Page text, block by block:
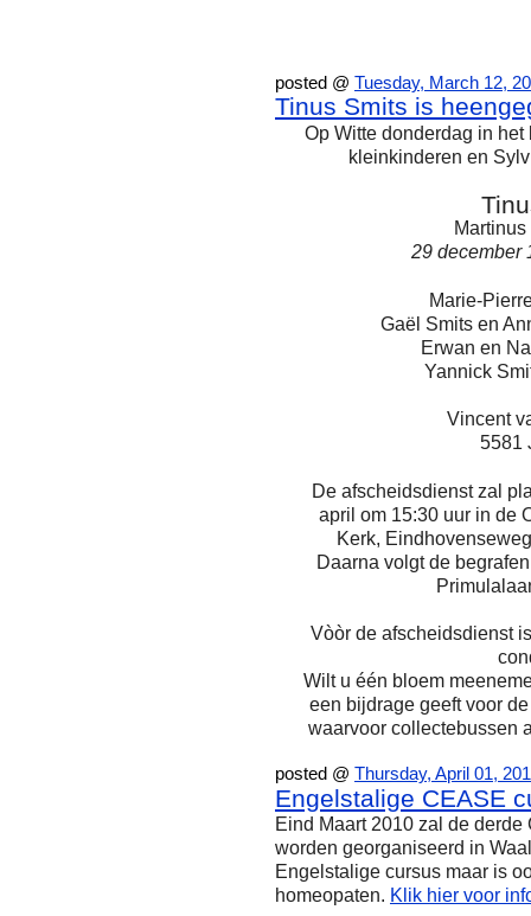
posted @ Tuesday, March 12,
Tinus Smits is
Op Witte donderdag in
kleinkinderen en
29 december
Marie-
Gaël Smits en
Erwan en
Yannick
Vincent
5581
De afscheidsdienst zal
april om 15:30 uur in de
Kerk,
Daarna volgt de
Vòòr de afscheidsdienst
Wilt u één bloem
een bijdrage geeft voor
waarvoor collectebussen
posted @ Thursday, April 01,
Engelstalige CEASE
Eind Maart 2010 zal de
worden georganiseerd in
Engelstalige cursus maar is
homeopaten. Klik hier voor